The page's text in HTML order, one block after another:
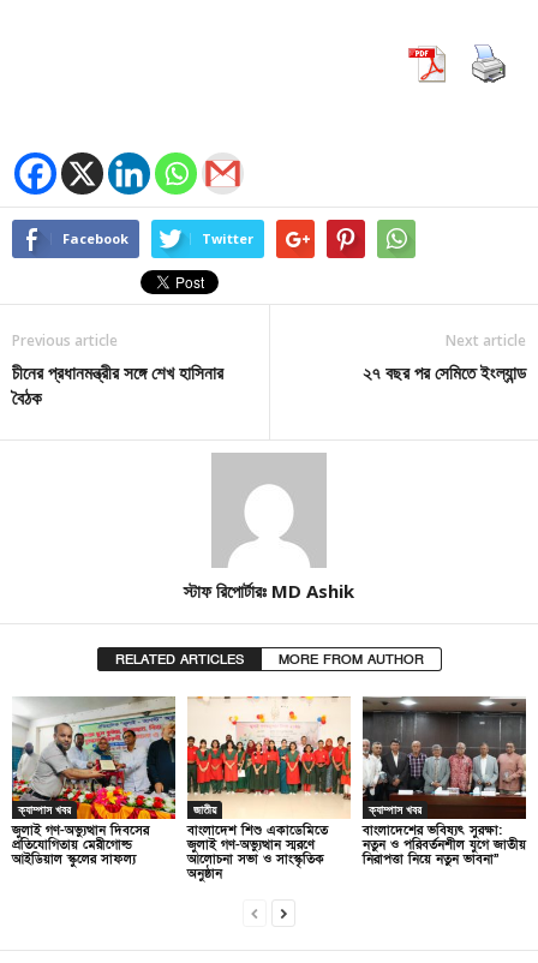
Facebook Twitter
Previous article
চীনের প্রধানমন্ত্রীর সঙ্গে শেখ হাসিনার
বৈঠক
Next article
২৭ বছর পর সেমিতে ইংল্যান্ড
স্টাফ রিপোর্টারঃ MD Ashik
RELATED ARTICLES MORE FROM AUTHOR
ক্যাম্পাস খবর
জুলাই গণ-অভ্যুত্থান দিবসের
প্রতিযোগিতায় মেরীগোল্ড
আইডিয়াল স্কুলের সাফল্য
জাতীয়
বাংলাদেশ শিশু একাডেমিতে
জুলাই গণ-অভ্যুত্থান স্মরণে
আলোচনা সভা ও সাংস্কৃতিক
অনুষ্ঠান
ক্যাম্পাস খবর
বাংলাদেশের ভবিষ্যৎ সুরক্ষা:
নতুন ও পরিবর্তনশীল যুগে জাতীয়
নিরাপত্তা নিয়ে নতুন ভাবনা”